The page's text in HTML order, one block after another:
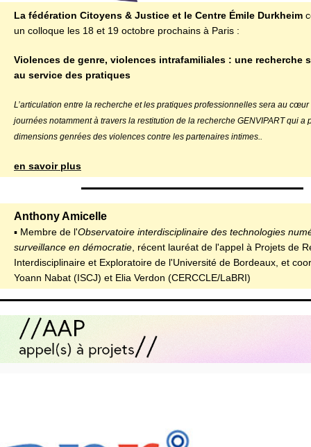
La fédération Citoyens & Justice et le Centre Émile Durkheim
un colloque les 18 et 19 octobre prochains à Paris :
Violences de genre, violences intrafamiliales : une recherche
au service des pratiques
L’articulation entre la recherche et les pratiques professionnelles sera au
journées notamment à travers la restitution de la recherche GENVIPART qui a
dimensions genrées des violences contre les partenaires intimes..
en savoir plus
Anthony Amicelle
▪ Membre de l'Observatoire interdisciplinaire des technologies
surveillance en démocratie , récent lauréat de l'appel à Projets de
Interdisciplinaire et Exploratoire de l'Université de Bordeaux, et
Yoann Nabat (ISCJ) et Elia Verdon (CERCCLE/LaBRI)